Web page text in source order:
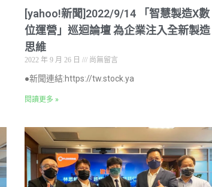
[yahoo!新聞]2022/9/14 「智慧製造X數
位運營」巡迴論壇 為企業注入全新製造
思維
2022 年 9 月 26 日 尚無留言
●新聞連結:https://tw.stock.ya
閱讀更多 »